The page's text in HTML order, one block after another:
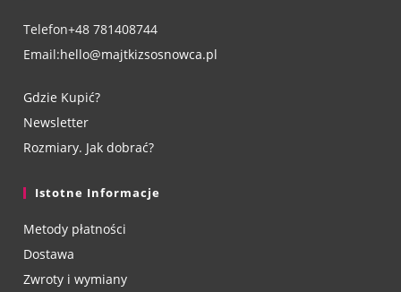
Telefon+48 781408744
Email:hello@majtkizsosnowca.pl
Gdzie Kupić?
Newsletter
Rozmiary. Jak dobrać?
Istotne Informacje
Metody płatności
Dostawa
Zwroty i wymiany